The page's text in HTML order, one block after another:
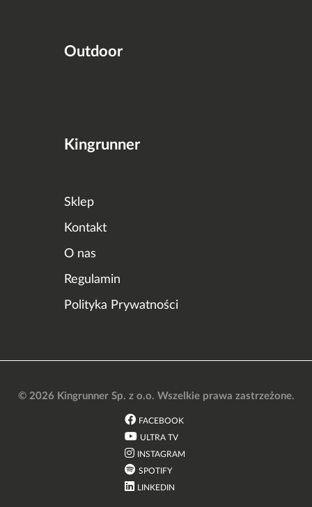
Outdoor
Kingrunner
Sklep
Kontakt
O nas
Regulamin
Polityka Prywatności
© 2026 Kingrunner Sp. z o.o. Wszelkie prawa zastrzeżone.
FACEBOOK
ULTRA TV
INSTAGRAM
SPOTIFY
LINKEDIN